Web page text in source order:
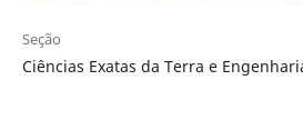
Seção
Ciências Exatas da Terra e